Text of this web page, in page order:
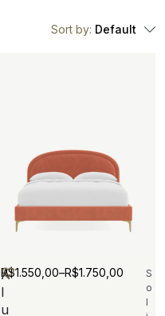
Sort by: Default
A
l
u
S
o
l
R$1.550,00–R$1.750,00